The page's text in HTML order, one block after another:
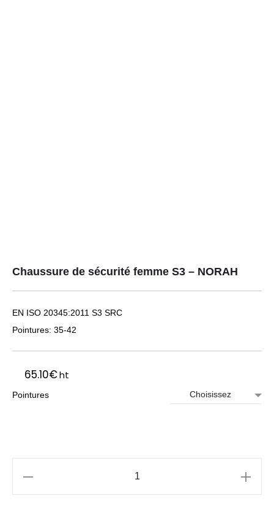
Chaussure de sécurité femme S3 – NORAH
EN ISO 20345:2011 S3 SRC
Pointures: 35-42
65.10€ht
Pointures